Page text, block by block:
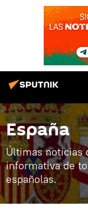
España
Últimas noticias
informativa de
españolas.